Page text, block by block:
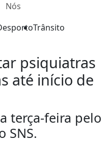
Nós
Trânsito
psiquiatras
até início de
terça-feira pelo
SNS.